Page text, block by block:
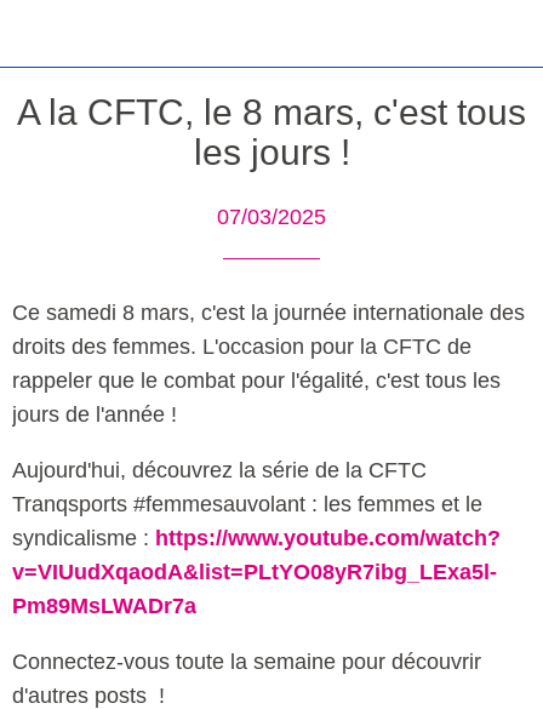
A la CFTC, le 8 mars, c'est tous
les jours !
07/03/2025
Ce samedi 8 mars, c'est la journée internationale des
droits des femmes. L'occasion pour la CFTC de
rappeler que le combat pour l'égalité, c'est tous les
jours de l'année !
Aujourd'hui, découvrez la série de la CFTC
Tranqsports #femmesauvolant : les femmes et le
syndicalisme : https://www.youtube.com/watch?
v=VIUudXqaodA&list=PLtYO08yR7ibg_LExa5l-
Pm89MsLWADr7a
Connectez-vous toute la semaine pour découvrir
d'autres posts !